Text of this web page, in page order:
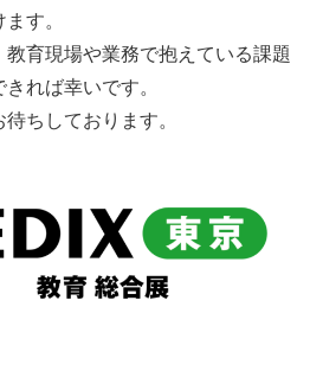
す。
育現場や業務で抱えている課題
れば幸いです。
ちしております。